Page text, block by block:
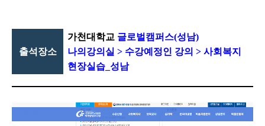
출석장소
가천대학교 글로벌캠퍼스(성남)
나의강의실 > 수강예정인 강의 > 사회복지
현장실습_ 성남